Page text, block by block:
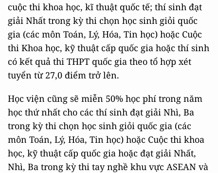
cuộc thi khoa học, kĩ thuật quốc tế; thí sinh đạt
giải Nhất trong kỳ thi chọn học sinh giỏi quốc
gia (các môn Toán, Lý, Hóa, Tin học) hoặc Cuộc
thi Khoa học, kỹ thuật cấp quốc gia hoặc thí sinh
có kết quả thi THPT quốc gia theo tổ hợp xét
tuyển từ 27,0 điểm trở lên.
Học viện cũng sẽ miễn 50% học phí trong năm
học thứ nhất cho các thí sinh đạt giải Nhì, Ba
trong kỳ thi chọn học sinh giỏi quốc gia (các
môn Toán, Lý, Hóa, Tin học) hoặc Cuộc thi khoa
học, kỹ thuật cấp quốc gia hoặc đạt giải Nhất,
Nhì, Ba trong kỳ thi tay nghề khu vực ASEAN và